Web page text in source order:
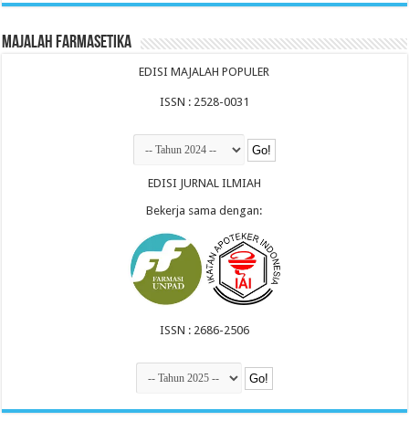
Majalah Farmasetika
EDISI MAJALAH POPULER
ISSN : 2528-0031
EDISI JURNAL ILMIAH
Bekerja sama dengan:
ISSN : 2686-2506